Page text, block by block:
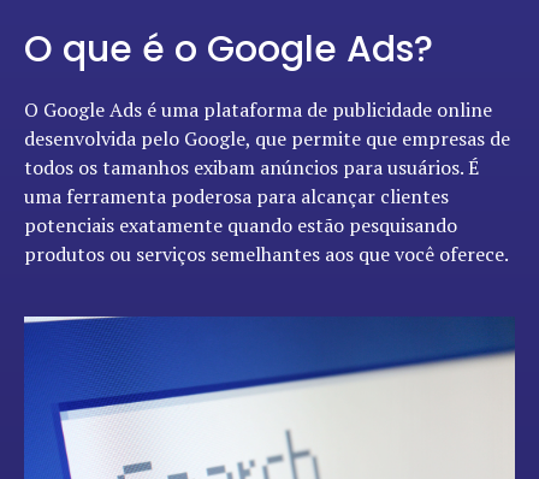
O que é o Google Ads?
O Google Ads é uma plataforma de publicidade online
desenvolvida pelo Google, que permite que empresas de
todos os tamanhos exibam anúncios para usuários. É
uma ferramenta poderosa para alcançar clientes
potenciais exatamente quando estão pesquisando
produtos ou serviços semelhantes aos que você oferece.